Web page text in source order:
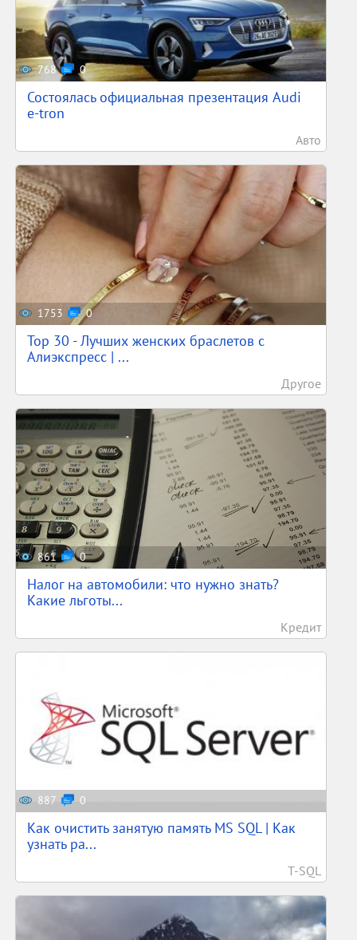
768 0
Состоялась официальная презентация Audi
e-tron
Авто
1753 0
Top 30 - Лучших женских браслетов с
Алиэкспресс | ...
Другое
861 0
Налог на автомобили: что нужно знать?
Какие льготы...
Кредит
887 0
Как очистить занятую память MS SQL | Как
узнать ра...
T-SQL